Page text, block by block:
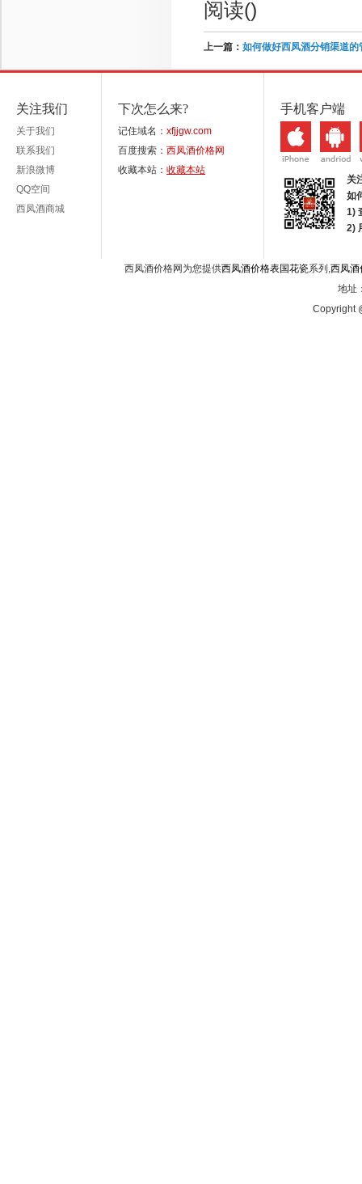
阅读()
上一篇： 如何做好西凤酒分销渠道的
关注我们
关于我们
联系我们
新浪微博
QQ空间
西凤酒商城
下次怎么来?
记住域名： xfjjgw.com
百度搜索： 西凤酒价格网
收藏本站： 收藏本站
手机客户端
关
如
1)
2)
西凤酒价格网为您提供西凤酒价格表国花瓷系列,西凤酒
地址
Copyright